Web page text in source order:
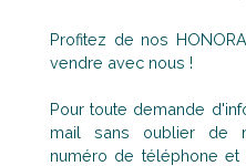
Profitez de nos
vendre avec nous !
Pour toute demande
mail sans oublier de
numéro de téléphone et